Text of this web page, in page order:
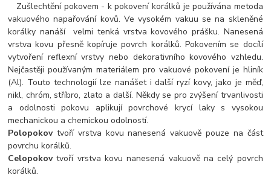
Zušlechtění pokovem - k pokovení korálků je používána metoda
vakuového napařování kovů. Ve vysokém vakuu se na skleněné
korálky nanáší velmi tenká vrstva kovového prášku. Nanesená
vrstva kovu přesně kopíruje povrch korálků. Pokovením se docílí
vytvoření reflexní vrstvy nebo dekorativního kovového vzhledu.
Nejčastěji používaným materiálem pro vakuové pokovení je hliník
(Al). Touto technologií lze nanášet i další ryzí kovy, jako je měď,
nikl, chróm, stříbro, zlato a další. Někdy se pro zvýšení trvanlivosti
a odolnosti pokovu aplikují povrchové krycí laky s vysokou
mechanickou a chemickou odolností.
Polopokovtvoří vrstva kovu nanesená vakuově pouze na část
povrchu korálků.
Celopokovtvoří vrstva kovu nanesená vakuově na celý povrch
korálků.